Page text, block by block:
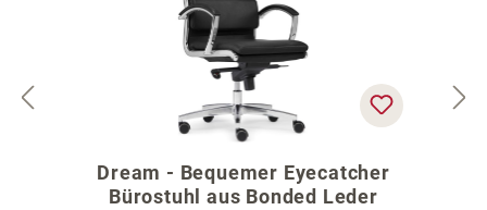
Dream - Bequemer Eyecatcher
Bürostuhl aus Bonded Leder